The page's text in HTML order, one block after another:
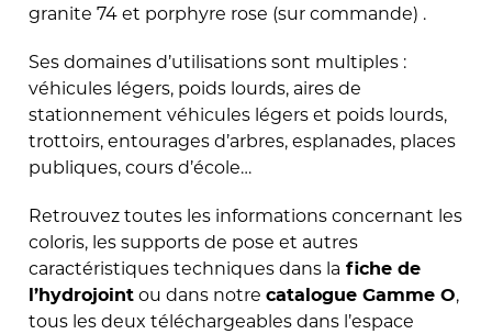
granite 74 et porphyre rose (sur commande) .
Ses domaines d’utilisations sont multiples :
véhicules légers, poids lourds, aires de
stationnement véhicules légers et poids lourds,
trottoirs, entourages d’arbres, esplanades, places
publiques, cours d’école…
Retrouvez toutes les informations concernant les
coloris, les supports de pose et autres
caractéristiques techniques dans la fiche de
l’hydrojoint ou dans notrecatalogue Gamme O,
tous les deux téléchargeables dans l’espace